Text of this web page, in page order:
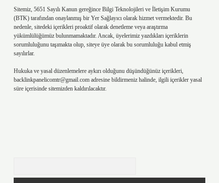
Sitemiz, 5651 Sayılı Kanun gereğince Bilgi Teknolojileri ve İletişim Kurumu
(BTK) tarafından onaylanmış bir Yer Sağlayıcı olarak hizmet vermektedir. Bu
nedenle, sitedeki içerikleri proaktif olarak denetleme veya araştırma
yükümlülüğümüz bulunmamaktadır. Ancak, üyelerimiz yazdıkları içeriklerin
sorumluluğunu taşımakta olup, siteye üye olarak bu sorumluluğu kabul etmiş
sayılırlar.
Hukuka ve yasal düzenlemelere aykırı olduğunu düşündüğünüz içerikleri,
backlinkpanelicomtr@gmail.com adresine bildirmeniz halinde, ilgili içerikler yasal
süre içerisinde sitemizden kaldırılacaktır.